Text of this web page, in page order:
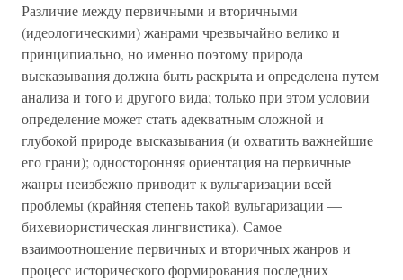
Различие между первичными и вторичными
(идеологическими) жанрами чрезвычайно велико и
принципиально, но именно поэтому природа
высказывания должна быть раскрыта и определена путем
анализа и того и другого вида; только при этом условии
определение может стать адекватным сложной и
глубокой природе высказывания (и охватить важнейшие
его грани); односторонняя ориентация на первичные
жанры неизбежно приводит к вульгаризации всей
проблемы (крайняя степень такой вульгаризации —
бихевиористическая лингвистика). Самое
взаимоотношение первичных и вторичных жанров и
процесс исторического формирования последних